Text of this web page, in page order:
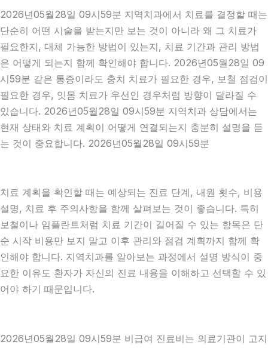
2026년05월28일 09시59분 지역치과에서 치료를 결정할 때는
단순히 어떤 시술을 받는지만 보는 것이 아니라 왜 그 치료가
필요한지, 대체 가능한 방법이 있는지, 치료 기간과 관리 방법
은 어떻게 되는지 함께 확인해야 합니다. 2026년05월28일 09
시59분 같은 통증이라도 충치 치료가 필요한 경우, 보철 점검이
필요한 경우, 잇몸 치료가 우선인 경우처럼 방향이 달라질 수
있습니다. 2026년05월28일 09시59분 지역치과 상담에서는
현재 상태와 치료 계획이 어떻게 연결되는지 충분히 설명을 듣
는 것이 중요합니다. 2026년05월28일 09시59분
치료 계획을 확인할 때는 예상되는 진료 단계, 내원 횟수, 비용
설명, 치료 후 주의사항을 함께 살펴보는 것이 좋습니다. 특히
보철이나 임플란트처럼 치료 기간이 길어질 수 있는 항목은 단
순 시작 비용만 보지 말고 이후 관리와 점검 계획까지 함께 확
인해야 합니다. 지역치과를 알아보는 과정에서 설명 방식이 중
요한 이유도 환자가 자신의 진료 내용을 이해하고 선택할 수 있
어야 하기 때문입니다.
2026년05월28일 09시59분 비급여 진료비는 의료기관이 고지